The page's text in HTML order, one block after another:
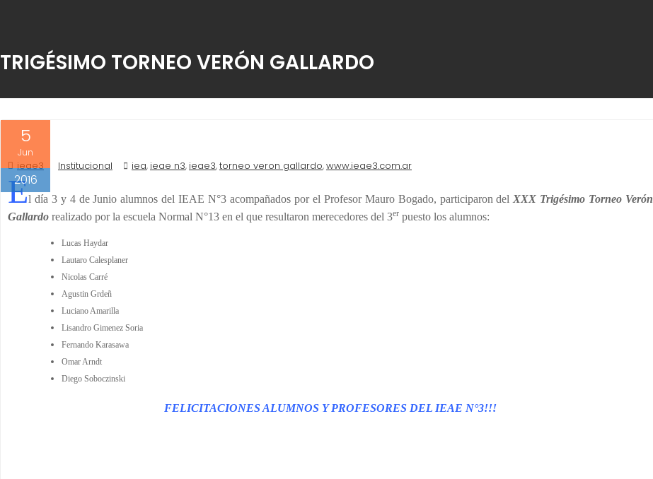
TRIGÉSIMO TORNEO VERÓN GALLARDO
5
Jun
2016
ieae3 Institucional iea, ieae n3, ieae3,torneo veron gallardo,www.ieae3.com.ar
El día 3 y 4 de Junio alumnos del IEAE N°3 acompañados por el Profesor Mauro Bogado, participaron del XXX Trigésimo Torneo Verón
Gallardo realizado por la escuela Normal N°13 en el que resultaron merecedores del 3er puesto los alumnos:
Lucas Haydar
Lautaro Calesplaner
Nicolas Carré
Agustin Grdeñ
Luciano Amarilla
Lisandro Gimenez Soria
Fernando Karasawa
Omar Arndt
Diego Soboczinski
FELICITACIONES ALUMNOS Y PROFESORES DEL IEAE N°3!!!